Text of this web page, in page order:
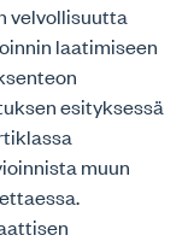
velvollisuutta
laatimiseen
esityksessä
muun